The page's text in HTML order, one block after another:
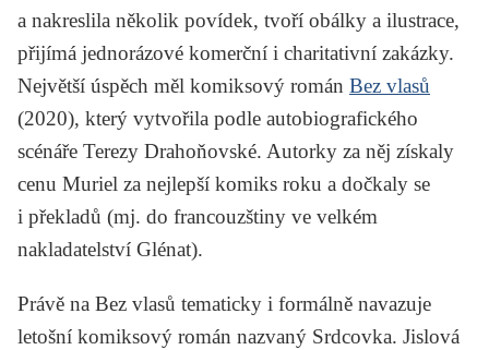
a nakreslila několik povídek, tvoří obálky a ilustrace,
přijímá jednorázové komerční i charitativní zakázky.
Největší úspěch měl komiksový román Bez vlasů
(2020), který vytvořila podle autobiografického
scénáře Terezy Drahoňovské. Autorky za něj získaly
cenu Muriel za nejlepší komiks roku a dočkaly se
i překladů (mj. do francouzštiny ve velkém
nakladatelství Glénat).
Právě na Bez vlasů tematicky i formálně navazuje
letošní komiksový román nazvaný Srdcovka. Jislová